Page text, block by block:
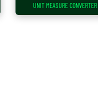
UNIT MEASURE CONVERTER